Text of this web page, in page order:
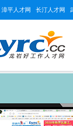
漳平人才网 长汀人才网